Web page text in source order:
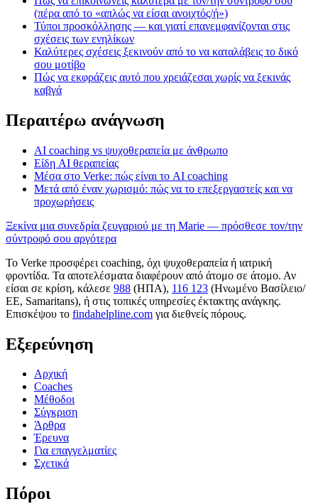
(πέρα από το «απλώς να είσαι ανοιχτός/ή»)
Τύποι προσκόλλησης — και γιατί επανεμφανίζονται στις
σχέσεις των ενηλίκων
Καλύτερες σχέσεις ξεκινούν από το να καταλάβεις το δικό
σου μοτίβο
Πώς να εκφράζεις αυτό που χρειάζεσαι χωρίς να ξεκινάς
καβγά
Περαιτέρω ανάγνωση
AI coaching vs ψυχοθεραπεία με άνθρωπο
Είδη AI θεραπείας
Μέσα στο Verke: πώς είναι το AI coaching
Μετά από έναν χωρισμό: πώς να το επεξεργαστείς και να
προχωρήσεις
Ξεκίνα μια συνεδρία ζευγαριού με τη Marie — πρόσθεσε τον/την
σύντροφό σου αργότερα
Το Verke προσφέρει coaching, όχι ψυχοθεραπεία ή ιατρική
φροντίδα. Τα αποτελέσματα διαφέρουν από άτομο σε άτομο. Αν
είσαι σε κρίση, κάλεσε 988 (ΗΠΑ), 116 123 (Ηνωμένο Βασίλειο/
ΕΕ, Samaritans), ή στις τοπικές υπηρεσίες έκτακτης ανάγκης.
Επισκέψου το findahelpline.com για διεθνείς πόρους.
Εξερεύνηση
Αρχική
Coaches
Μέθοδοι
Σύγκριση
Άρθρα
Έρευνα
Για επαγγελματίες
Σχετικά
Πόροι